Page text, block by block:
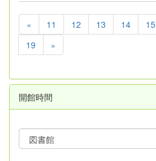
« 11 12 13 14 15
19
»
開館時間